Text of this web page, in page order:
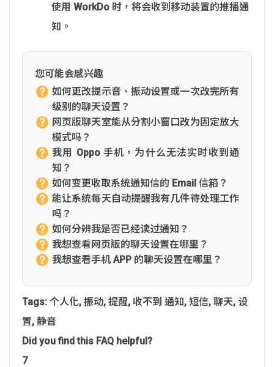
使用 WorkDo 时，将会收到移动装置的推播通
知。
您可能会感兴趣
如何更改提示音、振动设置或一次改完所有
级别的聊天设置？
网页版聊天室能从分割小窗口改为固定放大
模式吗？
我用 Oppo 手机，为什么无法实时收到通
知？
如何变更收取系统通知信的 Email 信箱？
能让系统每天自动提醒我有几件待处理工作
吗？
如何分辨我是否已经读过通知？
我想查看网页版的聊天设置在哪里？
我想查看手机 APP 的聊天设置在哪里？
Tags: 个人化, 振动, 提醒, 收不到 通知, 短信, 聊天, 设
置, 静音
Did you find this FAQ helpful?
7